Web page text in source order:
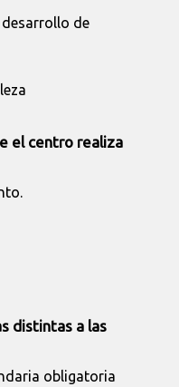
desarrollo de
el centro realiza
distintas a las
obligatoria